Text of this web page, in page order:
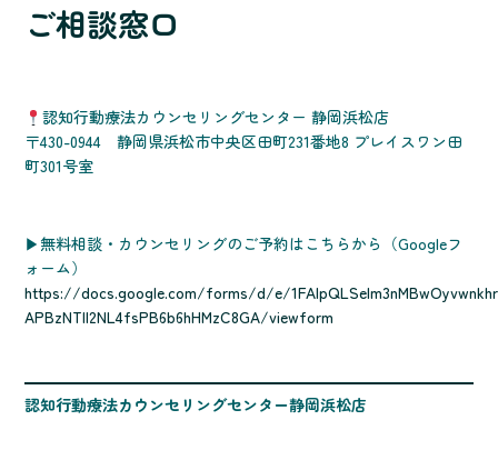
ご相談窓口
認知行動療法カウンセリングセンター 静岡浜松店
〒430-0944 静岡県浜松市中央区田町231番地8 プレイスワン田
町301号室
▶無料相談・カウンセリングのご予約はこちらから（Googleフ
ォーム）
https://docs.google.com/forms/d/e/
APBzNTll2NL4fsPB6b6hHMzC8GA/viewform
認知行動療法カウンセリングセンター静岡浜松店